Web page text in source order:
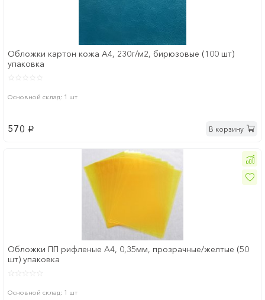
Обложки картон кожа А4, 230г/м2, бирюзовые (100 шт)
упаковка
Основной склад: 1 шт
570 p В корзину
Обложки ПП рифленые А4, 0,35мм, прозрачные/желтые (50
шт) упаковка
Основной склад: 1 шт